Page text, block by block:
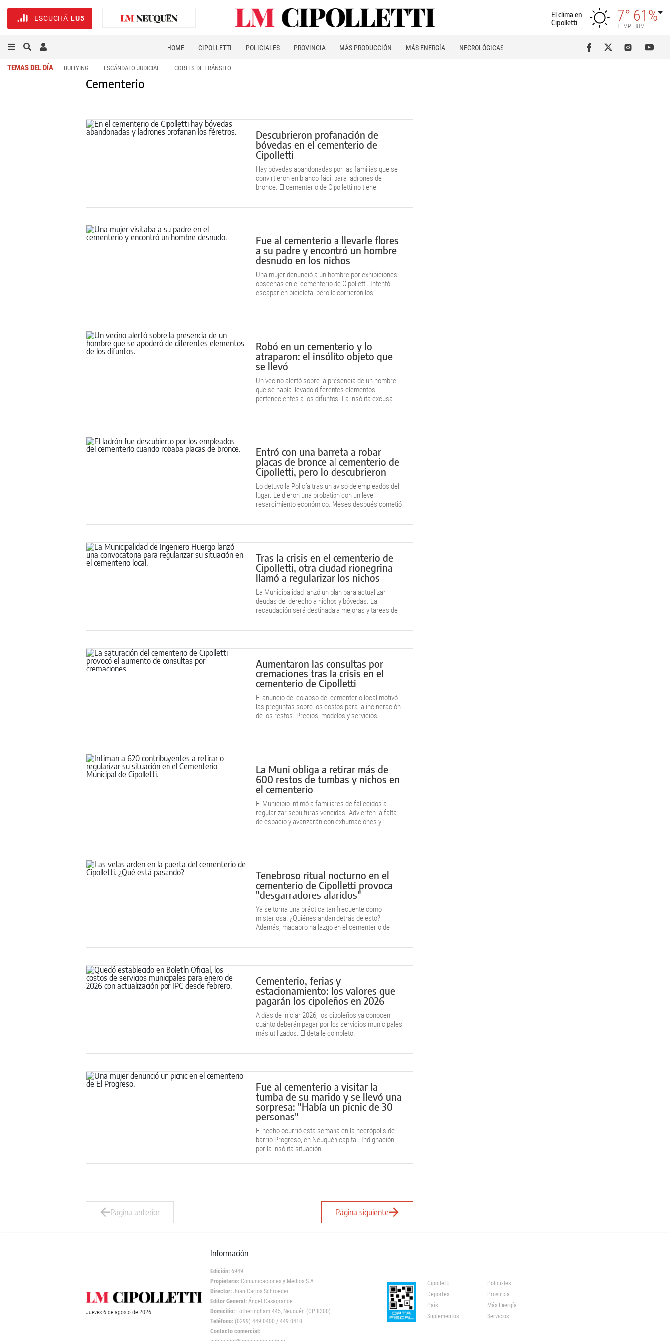
ESCUCHÁ LU5
El clima en
Cipolletti
7°
TEMP
61%
HUM
HOME CIPOLLETTI POLICIALES PROVINCIA MÁS PRODUCCIÓN MÁS ENERGÍA NECROLÓGICAS
TEMAS DEL DÍA BULLYING ESCÁNDALO JUDICIAL CORTES DE TRÁNSITO
Cementerio
Descubrieron profanación de
bóvedas en el cementerio de
Cipolletti
Hay bóvedas abandonadas por las familias que se
convirtieron en blanco fácil para ladrones de
bronce. El cementerio de Cipolletti no tiene
Fue al cementerio a llevarle flores
a su padre y encontró un hombre
desnudo en los nichos
Una mujer denunció a un hombre por exhibiciones
obscenas en el cementerio de Cipolletti. Intentó
escapar en bicicleta, pero lo corrieron los
Robó en un cementerio y lo
atraparon: el insólito objeto que
se llevó
Un vecino alertó sobre la presencia de un hombre
que se había llevado diferentes elementos
pertenecientes a los difuntos. La insólita excusa
Entró con una barreta a robar
placas de bronce al cementerio de
Cipolletti, pero lo descubrieron
Lo detuvo la Policía tras un aviso de empleados del
lugar. Le dieron una probation con un leve
resarcimiento económico. Meses después cometió
Tras la crisis en el cementerio de
Cipolletti, otra ciudad rionegrina
llamó a regularizar los nichos
La Municipalidad lanzó un plan para actualizar
deudas del derecho a nichos y bóvedas. La
recaudación será destinada a mejoras y tareas de
Aumentaron las consultas por
cremaciones tras la crisis en el
cementerio de Cipolletti
El anuncio del colapso del cementerio local motivó
las preguntas sobre los costos para la incineración
de los restos. Precios, modelos y servicios
La Muni obliga a retirar más de
600 restos de tumbas y nichos en
el cementerio
El Municipio intimó a familiares de fallecidos a
regularizar sepulturas vencidas. Advierten la falta
de espacio y avanzarán con exhumaciones y
Tenebroso ritual nocturno en el
cementerio de Cipolletti provoca
"desgarradores alaridos"
Ya se torna una práctica tan frecuente como
misteriosa. ¿Quiénes andan detrás de esto?
Además, macabro hallazgo en el cementerio de
Cementerio, ferias y
estacionamiento: los valores que
pagarán los cipoleños en 2026
A días de iniciar 2026, los cipoleños ya conocen
cuánto deberán pagar por los servicios municipales
más utilizados. El detalle completo.
Fue al cementerio a visitar la
tumba de su marido y se llevó una
sorpresa: "Había un picnic de 30
personas"
El hecho ocurrió esta semana en la necrópolis de
barrio Progreso, en Neuquén capital. Indignación
por la insólita situación.
Página anterior Página siguiente
Jueves 6 de agosto de 2026
Información
Edición: 6949
Propietario: Comunicaciones y Medios S.A
Director: Juan Carlos Schroeder
Editor General: Ángel Casagrande
Domicilio: Fotheringham 445, Neuquén (CP 8300)
Teléfono: (0299) 449 0400 / 449 0410
Contacto comercial:
Cipolletti
Policiales
Deportes
Provincia
País
Más Energía
Suplementos
Servicios